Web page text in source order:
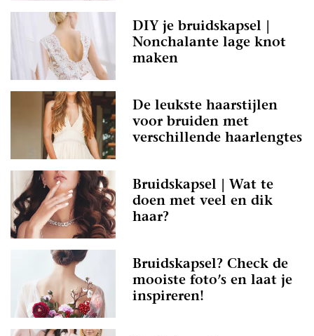
DIY je bruidskapsel |
Nonchalante lage knot
maken
De leukste haarstijlen
voor bruiden met
verschillende haarlengtes
Bruidskapsel | Wat te
doen met veel en dik
haar?
Bruidskapsel? Check de
mooiste foto’s en laat je
inspireren!